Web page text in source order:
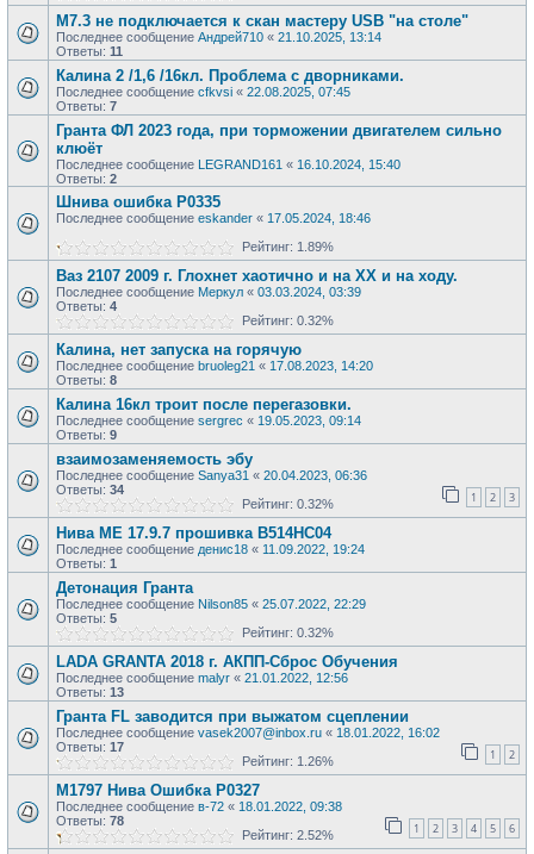
М7.3 не подключается к скан мастеру USB "на столе"
Последнее сообщение Андрей710 « 21.10.2025, 13:14
Ответы: 11
Калина 2 /1,6 /16кл. Проблема с дворниками.
Последнее сообщение cfkvsi « 22.08.2025, 07:45
Ответы: 7
Гранта ФЛ 2023 года, при торможении двигателем сильно
клюёт
Последнее сообщение LEGRAND161 « 16.10.2024, 15:40
Ответы: 2
Шнива ошибка Р0335
Последнее сообщение eskander « 17.05.2024, 18:46
Рейтинг: 1.89%
Ваз 2107 2009 г. Глохнет хаотично и на ХХ и на ходу.
Последнее сообщение Меркул « 03.03.2024, 03:39
Ответы: 4
Рейтинг: 0.32%
Калина, нет запуска на горячую
Последнее сообщение bruoleg21 « 17.08.2023, 14:20
Ответы: 8
Калина 16кл троит после перегазовки.
Последнее сообщение sergrec « 19.05.2023, 09:14
Ответы: 9
взаимозаменяемость эбу
Последнее сообщение Sanya31 « 20.04.2023, 06:36
Ответы: 34 1 2 3
Рейтинг: 0.32%
Нива МЕ 17.9.7 прошивка В514НС04
Последнее сообщение денис18 « 11.09.2022, 19:24
Ответы: 1
Детонация Гранта
Последнее сообщение Nilson85 « 25.07.2022, 22:29
Ответы: 5
Рейтинг: 0.32%
LADA GRANTA 2018 г. АКПП-Сброс Обучения
Последнее сообщение malyr « 21.01.2022, 12:56
Ответы: 13
Гранта FL заводится при выжатом сцеплении
Последнее сообщение vasek2007@inbox.ru « 18.01.2022, 16:02
Ответы: 17 1 2
Рейтинг: 1.26%
М1797 Нива Ошибка P0327
Последнее сообщение в-72 « 18.01.2022, 09:38
Ответы: 78 1 2 3 4 5 6
Рейтинг: 2.52%